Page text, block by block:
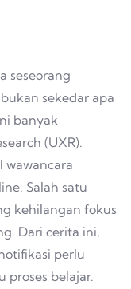
seseorang
sekedar apa
banyak
(UXR).
wawancara
Salah satu
kehilangan fokus
Dari cerita ini,
perlu
belajar.